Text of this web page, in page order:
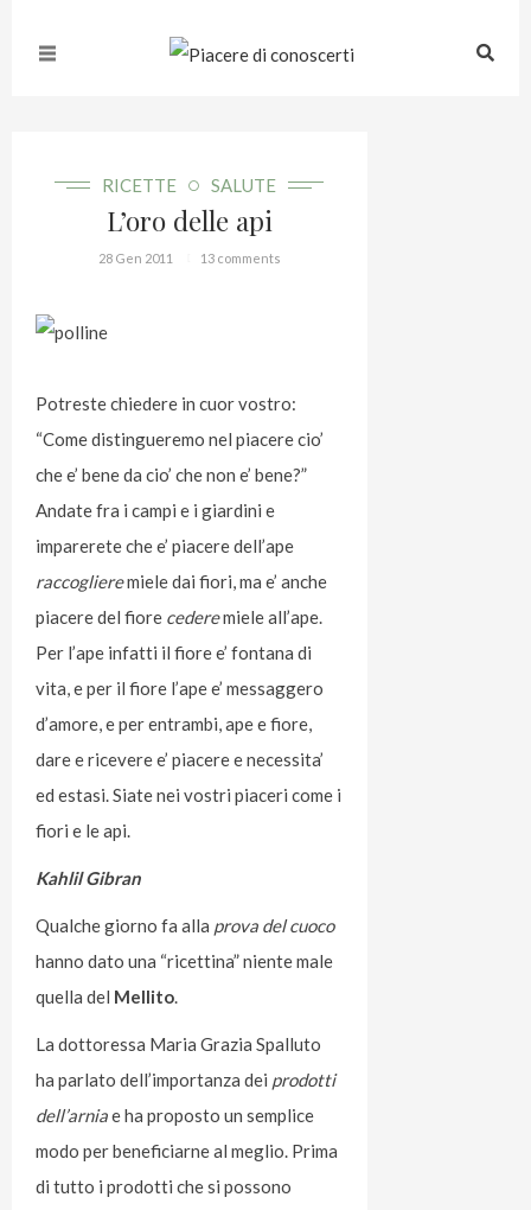
RICETTE SALUTE
L’oro delle api
28 Gen 2011 13 comments
Potreste chiedere in cuor vostro:
“Come distingueremo nel piacere cio’
che e’ bene da cio’ che non e’ bene?”
Andate fra i campi e i giardini e
imparerete che e’ piacere dell’ape
raccoglieremiele dai fiori, ma e’ anche
piacere del fiore cederemiele all’ape.
Per l’ape infatti il fiore e’ fontana di
vita, e per il fiore l’ape e’ messaggero
d’amore, e per entrambi, ape e fiore,
dare e ricevere e’ piacere e necessita’
ed estasi. Siate nei vostri piaceri come i
fiori e le api.
Kahlil Gibran
Qualche giorno fa alla prova del cuoco
hanno dato una “ricettina” niente male
quella del Mellito.
La dottoressa Maria Grazia Spalluto
ha parlato dell’importanza dei prodotti
dell’arniae ha proposto un semplice
modo per beneficiarne al meglio. Prima
di tutto i prodotti che si possono